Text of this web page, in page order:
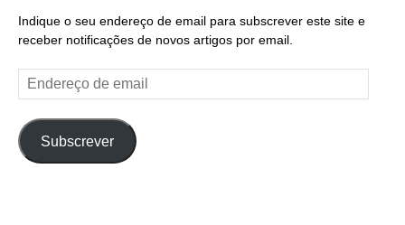
Indique o seu endereço de email para subscrever este site e
receber notificações de novos artigos por email.
Endereço
de
email
Subscrever